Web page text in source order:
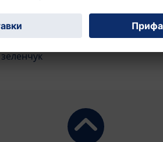
зеленчук
Дознајте како расте HiPP
зеленчук